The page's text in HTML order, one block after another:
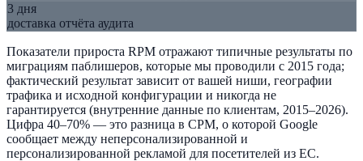
3 дня
доставка отчёта аудита
Показатели прироста RPM отражают типичные результаты по
миграциям паблишеров, которые мы проводили с 2015 года;
фактический результат зависит от вашей ниши, географии
трафика и исходной конфигурации и никогда не
гарантируется (внутренние данные по клиентам, 2015–2026).
Цифра 40–70% — это разница в CPM, о которой Google
сообщает между неперсонализированной и
персонализированной рекламой для посетителей из ЕС.